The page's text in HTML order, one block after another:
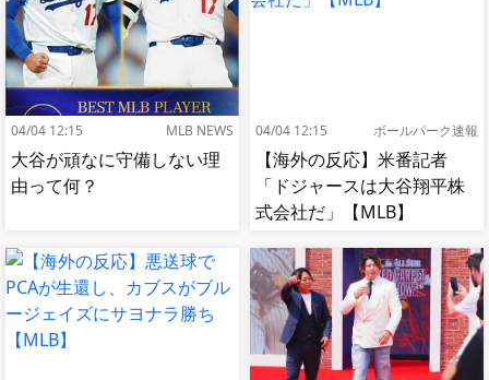
04/04 12:15 MLB NEWS
大谷が頑なに守備しない理
由って何？
04/04 12:15 ボールパーク速報
【海外の反応】米番記者
「ドジャースは大谷翔平株
式会社だ」【MLB】